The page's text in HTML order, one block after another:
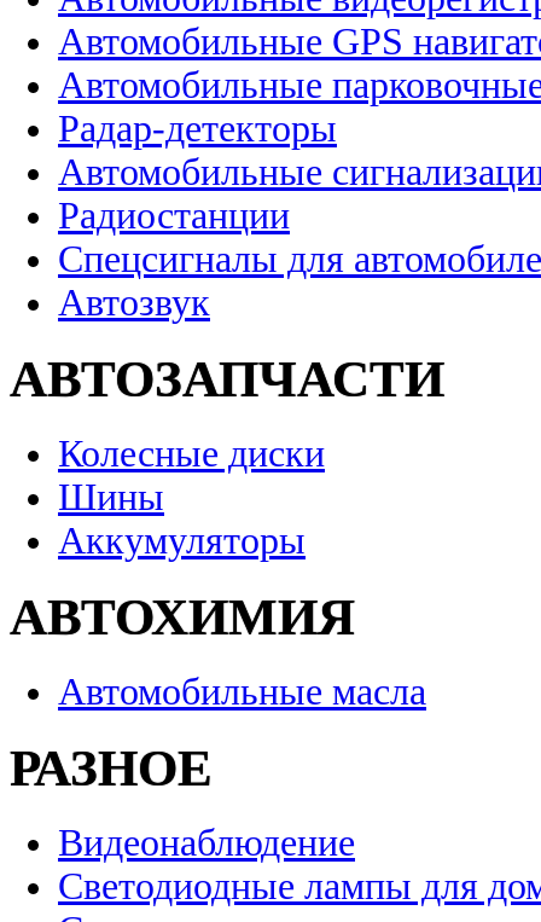
Автомобильные GPS
Автомобильные
Радар-детекторы
Автомобильные
Радиостанции
Спецсигналы для
Автозвук
АВТОЗАПЧАСТИ
Колесные диски
Шины
Аккумуляторы
АВТОХИМИЯ
Автомобильные масла
РАЗНОЕ
Видеонаблюдение
Светодиодные лампы для